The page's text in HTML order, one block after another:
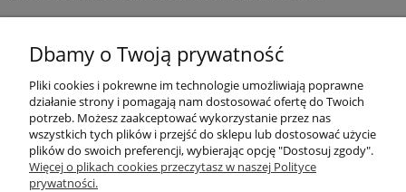
Warunki zakupów
Dbamy o Twoją prywatność
Pliki cookies i pokrewne im technologie umożliwiają poprawne
działanie strony i pomagają nam dostosować ofertę do Twoich
potrzeb. Możesz zaakceptować wykorzystanie przez nas
wszystkich tych plików i przejść do sklepu lub dostosować użycie
plików do swoich preferencji, wybierając opcję "Dostosuj zgody".
Więcej o plikach cookies przeczytasz w naszej Polityce
prywatności.